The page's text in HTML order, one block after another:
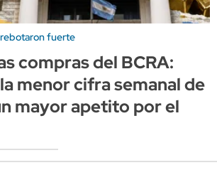
fuerte
compras del BCRA:
menor cifra semanal de
mayor apetito por el